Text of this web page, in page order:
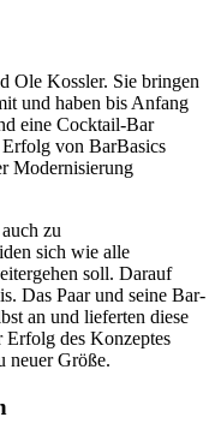
Ole Kossler. Sie bringen
und haben bis Anfang
eine Cocktail-Bar
von BarBasics
Modernisierung
zu
sich wie alle
soll. Darauf
Das Paar und seine Bar-
an und lieferten diese
des Konzeptes
neuer Größe.